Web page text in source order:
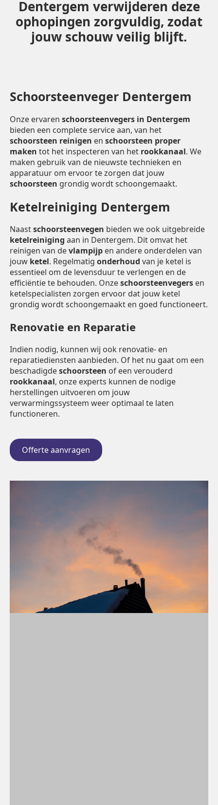
Dentergem verwijderen deze
ophopingen zorgvuldig, zodat
jouw schouw veilig blijft.
Schoorsteenveger Dentergem
Onze ervaren schoorsteenvegers in Dentergem
bieden een complete service aan, van het
schoorsteen reinigen en schoorsteen proper
maken tot het inspecteren van het rookkanaal. We
maken gebruik van de nieuwste technieken en
apparatuur om ervoor te zorgen dat jouw
schoorsteen grondig wordt schoongemaakt.
Ketelreiniging Dentergem
Naastschoorsteenvegen bieden we ook uitgebreide
ketelreiniging aan in Dentergem. Dit omvat het
reinigen van devlampijp en andere onderdelen van
jouw ketel. Regelmatig onderhoud van je ketel is
essentieel om de levensduur te verlengen en de
efficiëntie te behouden. Onzeschoorsteenvegers en
ketelspecialisten zorgen ervoor dat jouw ketel
grondig wordt schoongemaakt en goed functioneert.
Renovatie en Reparatie
Indien nodig, kunnen wij ook renovatie- en
reparatiediensten aanbieden. Of het nu gaat om een
beschadigdeschoorsteen of een verouderd
rookkanaal, onze experts kunnen de nodige
herstellingen uitvoeren om jouw
verwarmingssysteem weer optimaal te laten
functioneren.
Offerte aanvragen